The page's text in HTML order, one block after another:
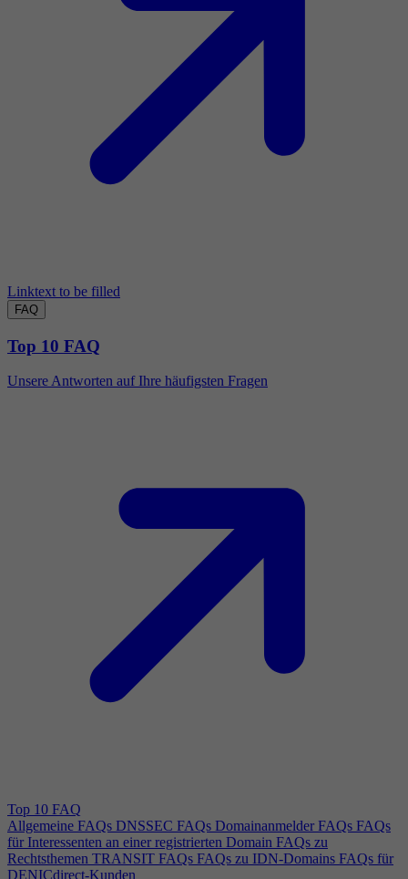
Linktext to be filled
FAQ
Top 10 FAQ
Unsere Antworten auf Ihre häufigsten Fragen
Top 10 FAQ
Allgemeine FAQs DNSSEC FAQs Domainanmelder FAQs FAQs
für Interessenten an einer registrierten Domain FAQs zu
Rechtsthemen TRANSIT FAQs FAQs zu IDN-Domains FAQs für
DENICdirect-Kunden